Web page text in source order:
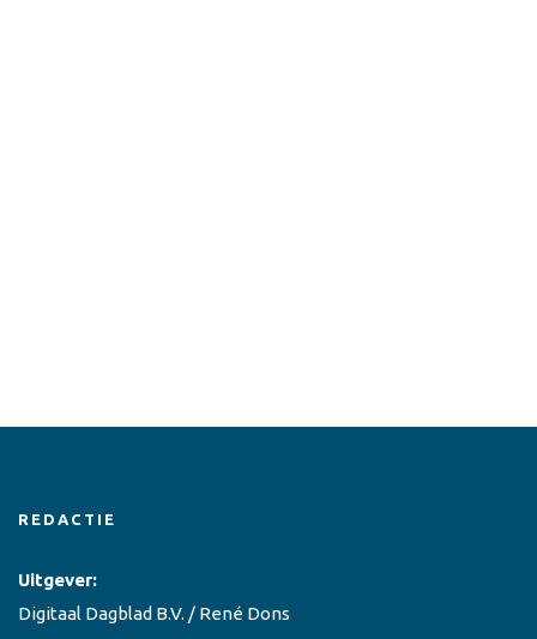
REDACTIE
Uitgever:
Digitaal Dagblad B.V. / René Dons